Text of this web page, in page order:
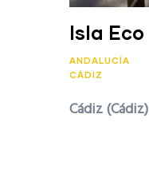
Isla Eco
ANDALUCÍA
CÁDIZ
Cádiz (Cádiz)